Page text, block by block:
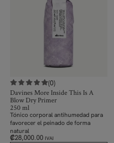
(0)
Davines More Inside This Is A
Blow Dry Primer
250 ml
Tónico corporalantihumedad para
favorecer el peinado de forma
natural
₡28,000.00 IVAI